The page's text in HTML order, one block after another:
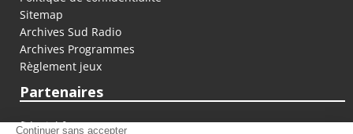
Sitemap
Archives Sud Radio
Archives Programmes
Règlement jeux
Partenaires
fiducial.fr